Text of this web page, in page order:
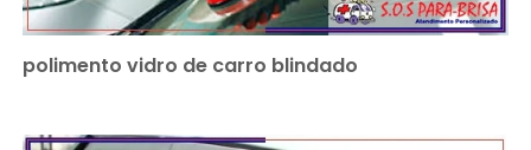
polimento vidro de carro blindado